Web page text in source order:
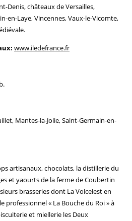
Denis, châteaux de Versailles,
en-Laye, Vincennes, Vaux-le-Vicomte,
www.iledefrance.fr
Mantes-la-Jolie, Saint-Germain-en-
artisanaux, chocolats, la distillerie du
et yaourts de la ferme de Coubertin
brasseries dont La Volcelest en
professionnel « La Bouche du Roi » à
et miellerie les Deux